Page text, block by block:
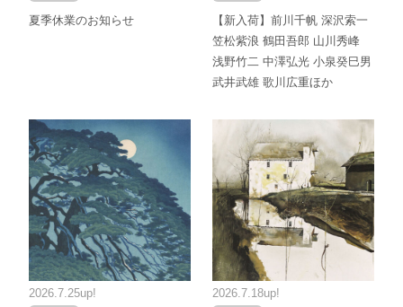
夏季休業のお知らせ
【新入荷】前川千帆 深沢索一
笠松紫浪 鶴田吾郎 山川秀峰
浅野竹二 中澤弘光 小泉癸巳男
武井武雄 歌川広重ほか
2026.7.25up! 2026.7.18up!